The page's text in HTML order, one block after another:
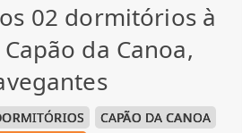
02 dormitórios à
da Canoa,
CAPÃO DA CANOA